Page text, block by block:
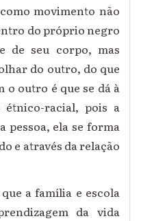
movimento não
do próprio negro
de seu corpo, mas
do outro, do que
o outro é que se dá à
étnico-racial, pois a
pessoa, ela se forma
e através da relação
a família e escola
da vida